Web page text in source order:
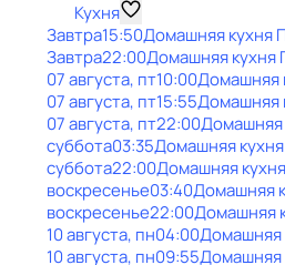
Кухня
Завтра15:50Домашняя кухня
Завтра22:00Домашняя кухня
07 августа, пт10:00Домашняя
07 августа, пт15:55Домашняя
07 августа, пт22:00Домашняя
суббота03:35Домашняя
суббота22:00Домашняя
воскресенье03:40Домашняя
воскресенье22:00Домашняя
10 августа, пн04:00Домашняя
10 августа, пн09:55Домашняя